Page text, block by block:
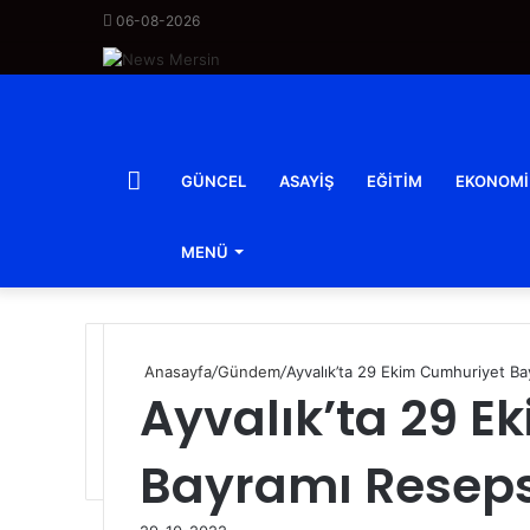
06-08-2026
ANASAYFA
GÜNCEL ASAYIŞ EĞITIM EKONOMI
MENÜ
Anasayfa/Gündem/Ayvalık’ta 29 Ekim Cumhuriyet
Ayvalık’ta 29
Bayramı